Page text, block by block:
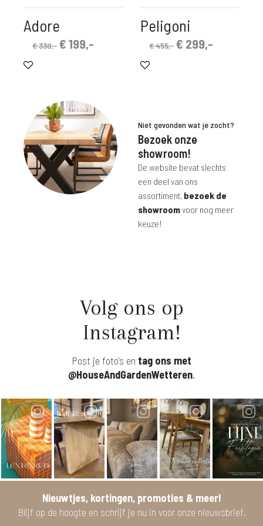
Adore
€330,- Oorspronkelijke
€199,-
Peligoni
€455,- Oorspronkelijke
€ 299,-
Niet gevonden wat je zocht?
Bezoek onze
showroom!
De website bevat slechts
een deel van ons
assortiment, bezoek de
showroomvoor nog meer
keuze!
Volg ons op
Instagram!
Post je foto's en tag ons met
@HouseAndGardenWetteren.
Nieuwtjes, kortingen, promoties & meer!
Blijf op de hoogte en schrijf je nu in voor onze nieuwsbrief.